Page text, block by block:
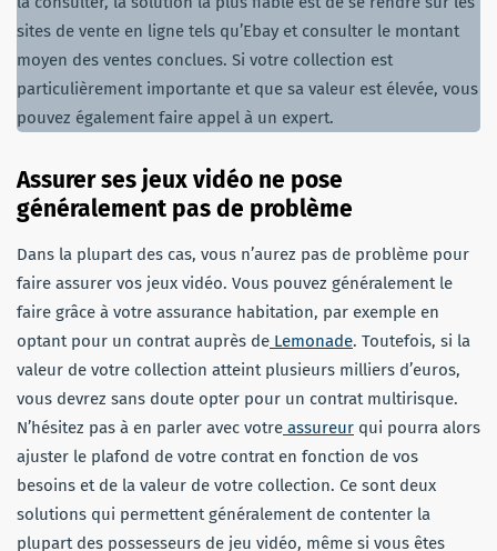
sites de vente en ligne tels qu’Ebay et consulter le montant
moyen des ventes conclues. Si votre collection est
particulièrement importante et que sa valeur est élevée, vous
pouvez également faire appel à un expert.
Assurer ses jeux vidéo ne pose
généralement pas de problème
Dans la plupart des cas, vous n’aurez pas de problème pour
faire assurer vos jeux vidéo. Vous pouvez généralement le
faire grâce à votre assurance habitation, par exemple en
optant pour un contrat auprès de Lemonade. Toutefois, si la
valeur de votre collection atteint plusieurs milliers d’euros,
vous devrez sans doute opter pour un contrat multirisque.
N’hésitez pas à en parler avec votre assureur qui pourra alors
ajuster le plafond de votre contrat en fonction de vos
besoins et de la valeur de votre collection. Ce sont deux
solutions qui permettent généralement de contenter la
plupart des possesseurs de jeu vidéo, même si vous êtes